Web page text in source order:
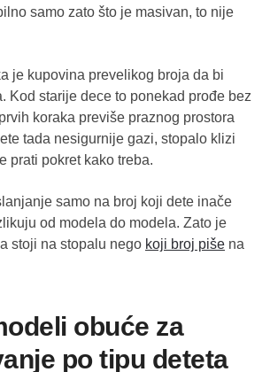
samo zato što je masivan, to nije
je kupovina prevelikog broja da bi
Kod starije dece to ponekad prođe bez
koraka previše praznog prostora
tada nesigurnije gazi, stopalo klizi
prati pokret kako treba.
samo na broj koji dete inače
od modela do modela. Zato je
stoji na stopalu nego koji broj piše na
obuće za
po tipu deteta